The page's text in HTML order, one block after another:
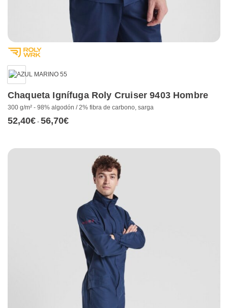
Chaqueta Ignífuga Roly Cruiser 9403 Hombre
300 g/m² - 98% algodón / 2% fibra de carbono, sarga
52,40€ - 56,70€Rango
de
hasta